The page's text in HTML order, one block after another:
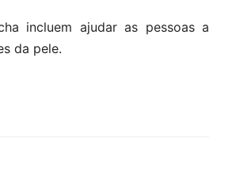
incluem ajudar as pessoas a
da pele.